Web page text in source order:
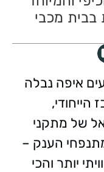
מכבי
יודעים איפה נבלה
הייחודי,
של מתקני
הענק –
יותר והכי